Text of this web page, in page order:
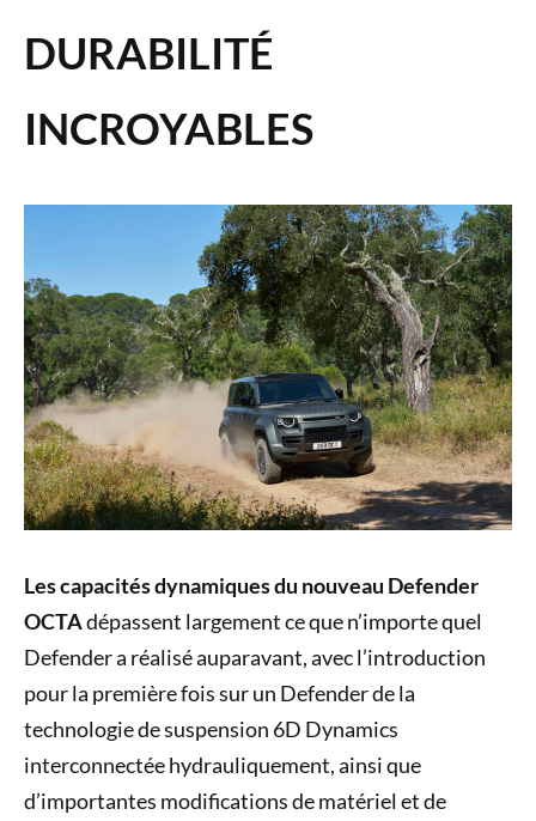
DURABILITÉ
INCROYABLES
Les capacités dynamiques du nouveau Defender
OCTAdépassent largement ce que n’importe quel
Defender a réalisé auparavant, avec l’introduction
pour la première fois sur un Defender de la
technologie de suspension 6D Dynamics
interconnectée hydrauliquement, ainsi que
d’importantes modifications de matériel et de